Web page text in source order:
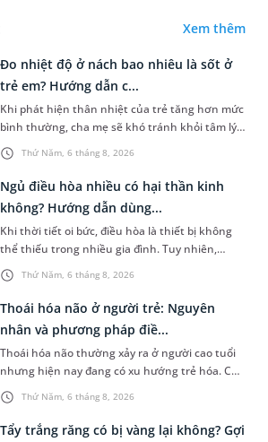
Xem thêm
Thứ Năm, 6 tháng 8, 2026
Đo nhiệt độ ở nách bao nhiêu là sốt ở
trẻ em? Hướng dẫn c...
Khi phát hiện thân nhiệt của trẻ tăng hơn mức
bình thường, cha mẹ sẽ khó tránh khỏi tâm lý
lo lắng. Tuy nhiên, không phải ai cũng biết đo
nhiệt độ ở nách bao...
Thứ Năm, 6 tháng 8, 2026
Ngủ điều hòa nhiều có hại thần kinh
không? Hướng dẫn dùng...
Khi thời tiết oi bức, điều hòa là thiết bị không
thể thiếu trong nhiều gia đình. Tuy nhiên,
nhiều người lo ngại rằng việc ngủ trong phòng
điều hòa mỗi đêm có...
Thứ Năm, 6 tháng 8, 2026
Thoái hóa não ở người trẻ: Nguyên
nhân và phương pháp điề...
Thoái hóa não thường xảy ra ở người cao tuổi
nhưng hiện nay đang có xu hướng trẻ hóa. Các
yếu tố như căng thẳng kéo dài, lối sống thiếu
lành mạnh, bệnh lý th...
Tẩy trắng răng có bị vàng lại không? Gợi